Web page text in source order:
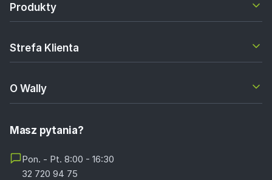
Produkty
Strefa Klienta
O Wally
Masz pytania?
Pon. - Pt. 8:00 - 16:30
32 720 94 75